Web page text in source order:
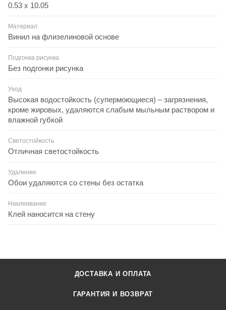
0.53 x 10.05
Материал
Винил на флизелиновой основе
Подгонка рисунка
Без подгонки рисунка
Уход
Высокая водостойкость (супермоющиеся) – загрязнения,
кроме жировых, удаляются слабым мыльным раствором и
влажной губкой
Светостойкость
Отличная светостойкость
Удаление
Обои удаляются со стены без остатка
Наклеивание
Клей наносится на стену
ДОСТАВКА И ОПЛАТА
ГАРАНТИЯ И ВОЗВРАТ